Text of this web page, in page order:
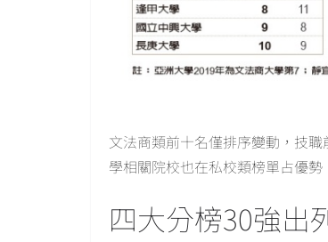
文法商類前十名僅排序變動，技
學相關院校也在私校類榜單占優
四大分榜30強出